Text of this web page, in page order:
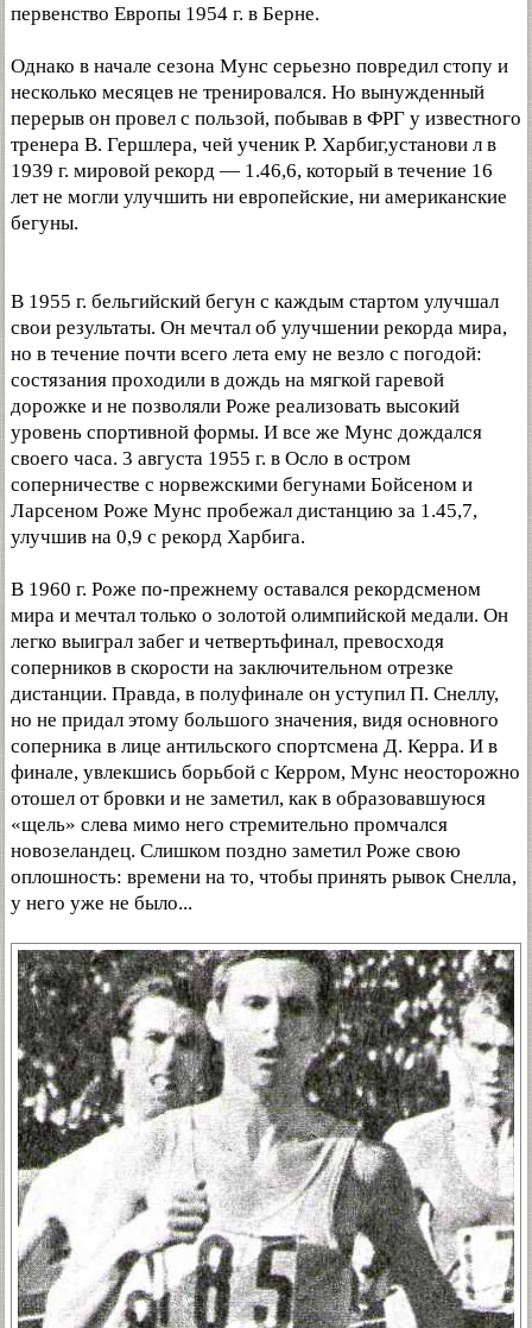
первенство Европы 1954 г. в Берне.
Однако в начале сезона Мунс серьезно повредил стопу и
несколько месяцев не тренировался. Но вынужденный
перерыв он провел с пользой, побывав в ФРГ у известного
тренера В. Гершлера, чей ученик Р. Харбиг,установи л в
1939 г. мировой рекорд — 1.46,6, который в течение 16
лет не могли улучшить ни европейские, ни американские
бегуны.
В 1955 г. бельгийский бегун с каждым стартом улучшал
свои результаты. Он мечтал об улучшении рекорда мира,
но в течение почти всего лета ему не везло с погодой:
состязания проходили в дождь на мягкой гаревой
дорожке и не позволяли Роже реализовать высокий
уровень спортивной формы. И все же Мунс дождался
своего часа. 3 августа 1955 г. в Осло в остром
соперничестве с норвежскими бегунами Бойсеном и
Ларсеном Роже Мунс пробежал дистанцию за 1.45,7,
улучшив на 0,9 с рекорд Харбига.
В 1960 г. Роже по-прежнему оставался рекордсменом
мира и мечтал только о золотой олимпийской медали. Он
легко выиграл забег и четвертьфинал, превосходя
соперников в скорости на заключительном отрезке
дистанции. Правда, в полуфинале он уступил П. Снеллу,
но не придал этому большого значения, видя основного
соперника в лице антильского спортсмена Д. Керра. И в
финале, увлекшись борьбой с Керром, Мунс неосторожно
отошел от бровки и не заметил, как в образовавшуюся
«щель» слева мимо него стремительно промчался
новозеландец. Слишком поздно заметил Роже свою
оплошность: времени на то, чтобы принять рывок Снелла,
у него уже не было...